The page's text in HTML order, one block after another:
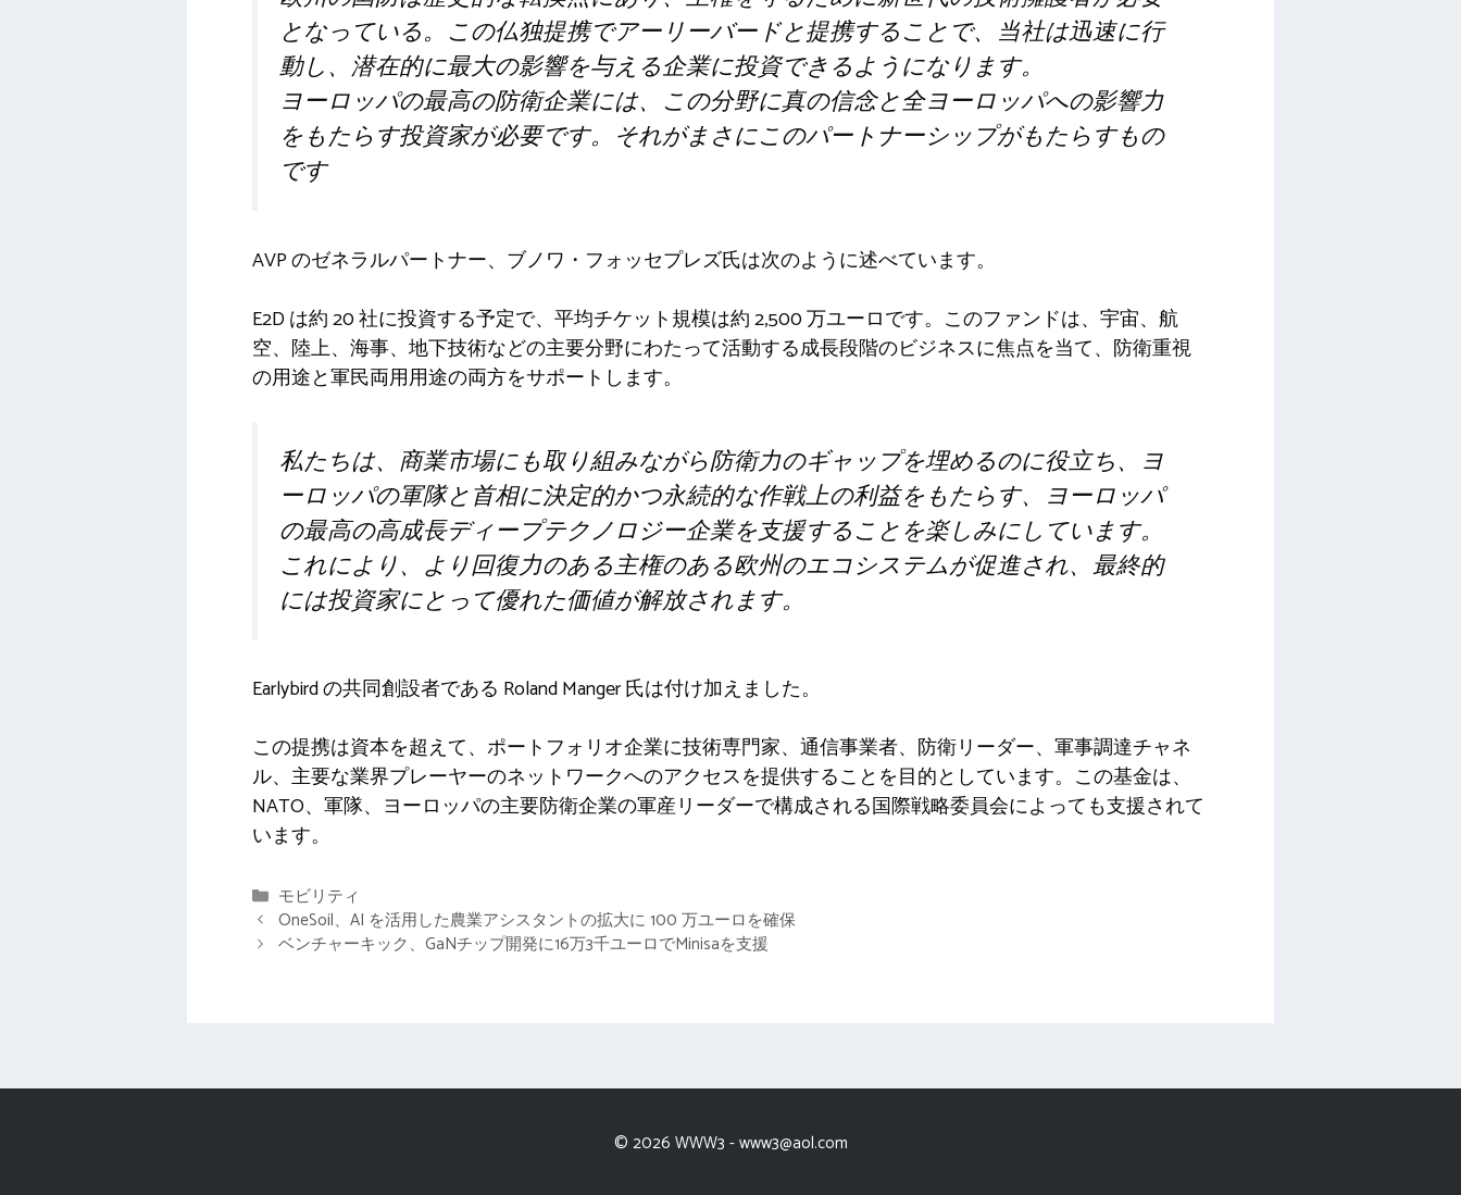
となっている。この仏独提携でアーリーバードと提携することで、当社は迅速に行
動し、潜在的に最大の影響を与える企業に投資できるようになります。
ヨーロッパの最高の防衛企業には、この分野に真の信念と全ヨーロッパへの影響力
をもたらす投資家が必要です。それがまさにこのパートナーシップがもたらすもの
です
AVP のゼネラルパートナー、ブノワ・フォッセプレズ氏は次のように述べています。
E2D は約 20 社に投資する予定で、平均チケット規模は約 2,500 万ユーロです。このファンドは、宇宙、航
空、陸上、海事、地下技術などの主要分野にわたって活動する成長段階のビジネスに焦点を当て、防衛重視
の用途と軍民両用用途の両方をサポートします。
私たちは、商業市場にも取り組みながら防衛力のギャップを埋めるのに役立ち、ヨ
ーロッパの軍隊と首相に決定的かつ永続的な作戦上の利益をもたらす、ヨーロッパ
の最高の高成長ディープテクノロジー企業を支援することを楽しみにしています。
これにより、より回復力のある主権のある欧州のエコシステムが促進され、最終的
には投資家にとって優れた価値が解放されます。
Earlybird の共同創設者である Roland Manger 氏は付け加えました。
この提携は資本を超えて、ポートフォリオ企業に技術専門家、通信事業者、防衛リーダー、軍事調達チャネ
ル、主要な業界プレーヤーのネットワークへのアクセスを提供することを目的としています。この基金は、
NATO、軍隊、ヨーロッパの主要防衛企業の軍産リーダーで構成される国際戦略委員会によっても支援されて
います。
カ
テ
ゴ
モビリティ
OneSoil、AI を活用した農業アシスタントの拡大に​​ 100 万ユーロを確保
ベンチャーキック、GaNチップ開発に16万3千ユーロでMinisaを支援
© 2026 WWW3 -www3@aol.com